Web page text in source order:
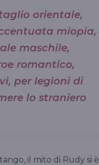
orientale,
miopia,
maschile,
romantico,
per legioni di
lo straniero
il mito di Rudy si è